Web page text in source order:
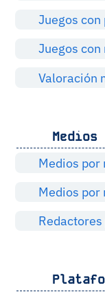
Juegos
Juegos
Valoración
Medios
Medios por
Medios por